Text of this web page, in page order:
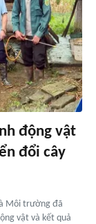
động vật
đổi cây
Môi trường đã
vật và kết quả